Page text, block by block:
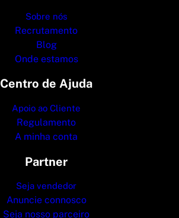
Sobre nós
Recrutamento
Blog
Onde estamos
Centro de Ajuda
Apoio ao Cliente
Regulamento
A minha conta
Partner
Seja vendedor
Anuncie connosco
Seja nosso parceiro